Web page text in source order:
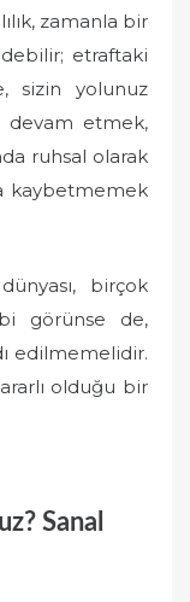
zamanla bir
etraftaki
sizin yolunuz
devam etmek,
ruhsal olarak
kaybetmemek
birçok
görünse de,
edilmemelidir.
olduğu bir
Sanal